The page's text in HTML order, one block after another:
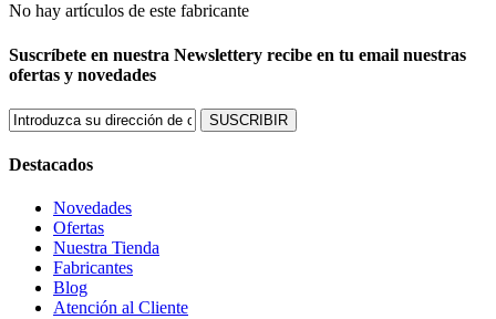
No hay artículos de este fabricante
Suscríbete en nuestra Newslettery recibe en tu email nuestras
ofertas y novedades
SUSCRIBIR
Destacados
Novedades
Ofertas
Nuestra Tienda
Fabricantes
Blog
Atención al Cliente